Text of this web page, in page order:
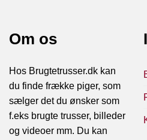
Om os
Hos Brugtetrusser.dk kan
du finde frække piger, som
sælger det du ønsker som
f.eks brugte trusser, billeder
og videoer mm. Du kan